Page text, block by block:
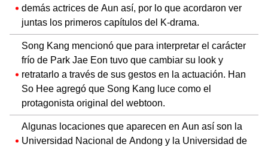
demás actrices de Aun así, por lo que acordaron ver
juntas los primeros capítulos del K-drama.
Song Kang mencionó que para interpretar el carácter
frío de Park Jae Eon tuvo que cambiar su look y
retratarlo a través de sus gestos en la actuación. Han
So Hee agregó que Song Kang luce como el
protagonista original del webtoon.
Algunas locaciones que aparecen en Aun así son la
Universidad Nacional de Andong y la Universidad de